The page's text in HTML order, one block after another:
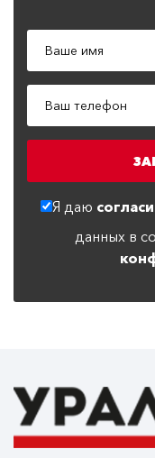
Я даю
данных в